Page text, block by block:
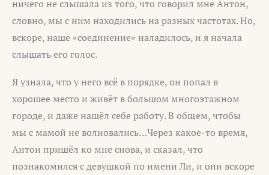
ничего не слышала из того, что говорил мне Антон,
словно, мы с ним находились на разных частотах. Но,
вскоре, наше «соединение» наладилось, и я начала
слышать его голос.
Я узнала, что у него всё в порядке, он попал в
хорошее место и живёт в большом многоэтажном
городе, и даже нашёл себе работу. В общем, чтобы
мы с мамой не волновались…Через какое-то время,
Антон пришёл ко мне снова, и сказал, что
познакомился с девушкой по имени Ли, и они вскоре